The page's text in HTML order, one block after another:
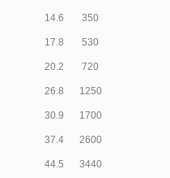
14.6 350
17.8 530
20.2 720
26.8 1250
30.9 1700
37.4 2600
44.5 3440